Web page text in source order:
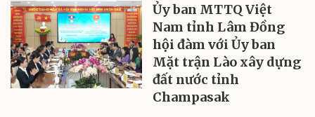
Ủy ban MTTQ Việt
Nam tỉnh Lâm Đồng
hội đàm với Ủy ban
Mặt trận Lào xây dựng
đất nước tỉnh
Champasak